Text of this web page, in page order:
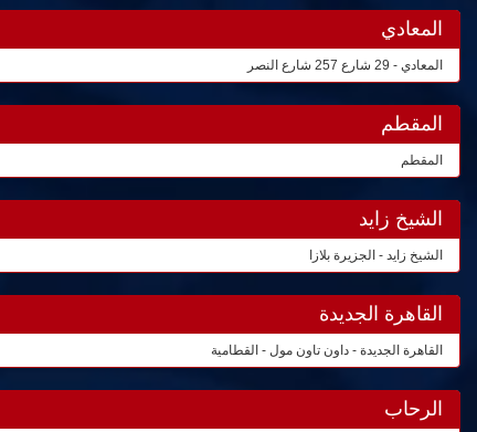
المعادي
المعادي - 29 شارع 257 شارع النصر
المقطم
المقطم
الشيخ زايد
الشيخ زايد - الجزيرة بلازا
القاهرة الجديدة
القاهرة الجديدة - داون تاون مول - القطامية
الرحاب